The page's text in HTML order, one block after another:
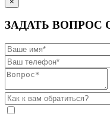
ЗАДАТЬ ВОПРОС